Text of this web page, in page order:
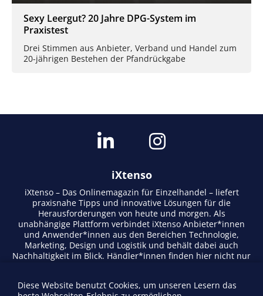
Sexy Leergut? 20 Jahre DPG-System im
Praxistest
Drei Stimmen aus Anbieter, Verband und Handel zum
20-jährigen Bestehen der Pfandrückgabe
iXtenso
iXtenso – Das Onlinemagazin für Einzelhandel – liefert
praxisnahe Tipps und innovative Lösungen für die
Herausforderungen von heute und morgen. Als
unabhängige Plattform verbindet iXtenso Anbieter*innen
und Anwender*innen aus den Bereichen Technologie,
Marketing, Design und Logistik und behält dabei auch
Nachhaltigkeit im Blick. Händler*innen finden hier nicht nur
lebendigen Schreibstil und relevantem Content fördert das
Diese Website benutzt Cookies, um unseren Lesern das